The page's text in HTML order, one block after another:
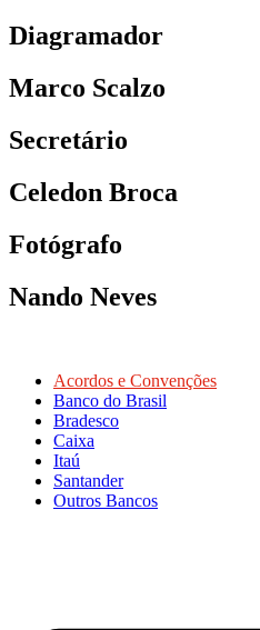
Diagramador
Marco Scalzo
Secretário
Celedon Broca
Fotógrafo
Nando Neves
Acordos e Convenções
Banco do Brasil
Bradesco
Caixa
Itaú
Santander
Outros Bancos